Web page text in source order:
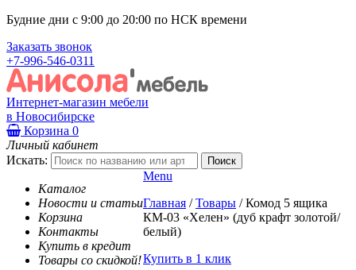
Будние дни с 9:00 до 20:00 по НСК времени
Заказать звонок
+7-996-546-0311
Интернет-магазин мебели
в Новосибирске
Корзина 0
Личный кабинет
Искать:
Каталог
Новости и статьи
Корзина
Контакты
Купить в кредит
Товары со скидкой!
Menu
Главная / Товары / Комод 5 ящика
КМ-03 «Хелен» (дуб крафт золотой/
белый)
Купить в 1 клик